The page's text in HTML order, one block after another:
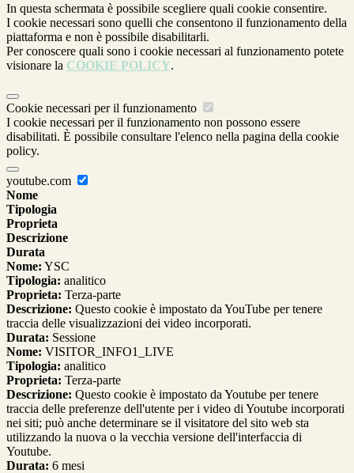
In questa schermata è possibile scegliere quali cookie consentire.
I cookie necessari sono quelli che consentono il funzionamento della
piattaforma e non è possibile disabilitarli.
Per conoscere quali sono i cookie necessari al funzionamento potete
visionare la COOKIE POLICY.
Cookie necessari per il funzionamento
I cookie necessari per il funzionamento non possono essere
disabilitati. È possibile consultare l'elenco nella pagina della cookie
policy.
youtube.com
Nome
Tipologia
Proprieta
Descrizione
Durata
Nome: YSC
Tipologia: analitico
Proprieta: Terza-parte
Descrizione: Questo cookie è impostato da YouTube per tenere
traccia delle visualizzazioni dei video incorporati.
Durata: Sessione
Nome: VISITOR_INFO1_LIVE
Tipologia: analitico
Proprieta: Terza-parte
Descrizione: Questo cookie è impostato da Youtube per tenere
traccia delle preferenze dell'utente per i video di Youtube incorporati
nei siti; può anche determinare se il visitatore del sito web sta
utilizzando la nuova o la vecchia versione dell'interfaccia di
Youtube.
Durata: 6 mesi